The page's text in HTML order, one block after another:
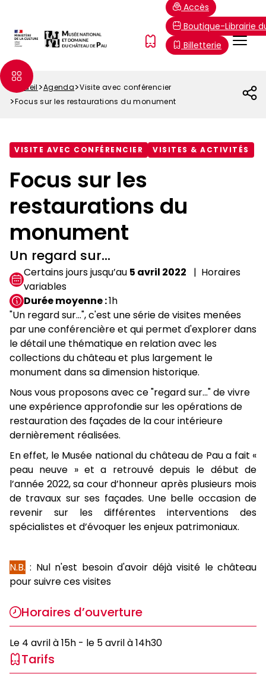
contenu
principal
Menu
FR
Accès
Boutique-Librairie
Billetterie
Fil
Accueil Agenda
Visite avec conférencier
Focus sur les restaurations du monument
VISITE AVEC CONFÉRENCIER VISITES & ACTIVITÉS
Focus sur les
restaurations du
monument
Un regard sur...
Certains jours jusqu’au 5 avril 2022
Horaires
variables
Durée moyenne 1h
"Un regard sur...", c'est une série de visites menées
par une conférencière et qui permet d'explorer dans
le détail une thématique en relation avec les
collections du château et plus largement le
monument dans sa dimension historique.
Nous vous proposons avec ce "regard sur..." de vivre
une expérience approfondie sur les opérations de
restauration des façades de la cour intérieure
dernièrement réalisées.
En effet, le Musée national du château de Pau a fait «
peau neuve » et a retrouvé depuis le début de
l’année 2022, sa cour d’honneur après plusieurs mois
de travaux sur ses façades. Une belle occasion de
revenir sur les différentes interventions des
spécialistes et d’évoquer les enjeux patrimoniaux.
N.B. : Nul n'est besoin d'avoir déjà visité le château
pour suivre ces visites
Horaires d’ouverture
Le 4 avril à 15h - le 5 avril à 14h30
Tarifs